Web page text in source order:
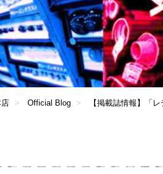
Official Blog 【掲載誌情報】「